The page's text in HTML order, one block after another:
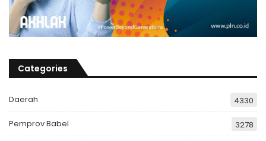
Categories
Daerah 4330
Pemprov Babel 3278